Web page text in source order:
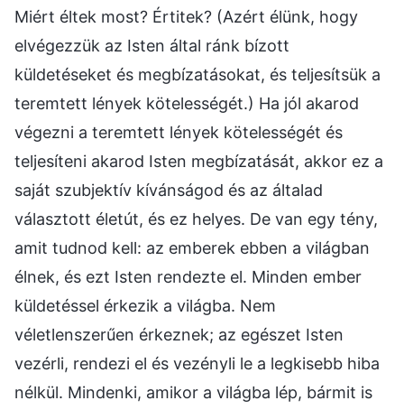
Miért éltek most? Értitek? (Azért élünk, hogy
elvégezzük az Isten által ránk bízott
küldetéseket és megbízatásokat, és teljesítsük a
teremtett lények kötelességét.) Ha jól akarod
végezni a teremtett lények kötelességét és
teljesíteni akarod Isten megbízatását, akkor ez a
saját szubjektív kívánságod és az általad
választott életút, és ez helyes. De van egy tény,
amit tudnod kell: az emberek ebben a világban
élnek, és ezt Isten rendezte el. Minden ember
küldetéssel érkezik a világba. Nem
véletlenszerűen érkeznek; az egészet Isten
vezérli, rendezi el és vezényli le a legkisebb hiba
nélkül. Mindenki, amikor a világba lép, bármit is